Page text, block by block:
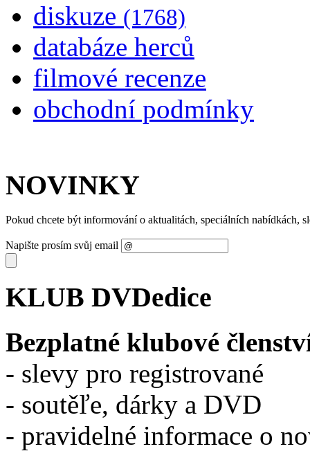
diskuze (1768)
databáze herců
filmové recenze
obchodní podmínky
NOVINKY
Pokud chcete být informování o aktualitách, speciálních nabídkách,
Napište prosím svůj email
KLUB DVDedice
Bezplatné klubové
- slevy pro registrované
- soutěľe, dárky a DVD
- pravidelné informace o